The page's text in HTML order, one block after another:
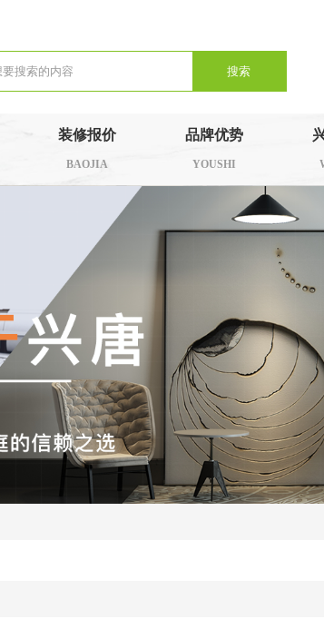
搜索
装修报价
BAOJIA
品牌优势
YOUSHI